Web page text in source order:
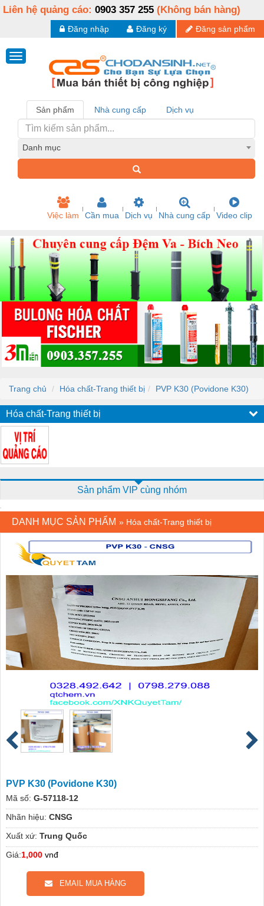
Liên hệ quảng cáo: 0903 357 255 (Không bán hàng)
Đăng sản phẩm
Đăng ký
Đăng nhập
Sản phẩm Nhà cung cấp Dịch vụ
Danh mục
Việc làm Cần mua Dịch vụ Nhà cung cấp Video clip
Trang chủ Hóa chất-Trang thiết bị PVP K30 (Povidone K30)
Hóa chất-Trang thiết bị
Sản phẩm VIP cùng nhóm
DANH MỤC SẢN PHẨM » Hóa chất-Trang thiết bị
PVP K30 (Povidone K30)
Mã số: G-57118-12
Nhãn hiệu: CNSG
Xuất xứ: Trung Quốc
Giá:1,000 vnđ
EMAIL MUA HÀNG